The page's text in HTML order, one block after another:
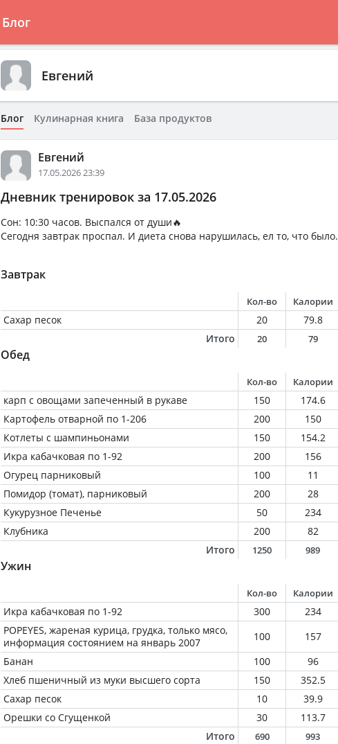
Блог
Евгений
Блог Кулинарная книга База продуктов
Евгений
17.05.2026 23:39
Дневник тренировок за 17.05.2026
Сон: 10:30 часов. Выспался от души🔥
Сегодня завтрак проспал. И диета снова нарушилась, ел то, что было.
Завтрак
Кол-во Калории
Сахар песок 20 79.8
Итого
20 79
Обед
Кол-во Калории
карп с овощами запеченный в рукаве 150 174.6
Картофель отварной по 1-206
200 150
Котлеты с шампиньонами
150 154.2
Икра кабачковая по 1-92
200 156
Огурец парниковый
100 11
Помидор (томат), парниковый
200 28
Кукурузное Печенье
50 234
Клубника
200 82
Итого
1250 989
Ужин
Кол-во Калории
Икра кабачковая по 1-92 300 234
POPEYES, жареная курица, грудка, только мясо,
информация состоянием на январь 2007
100 157
Банан
100 96
Хлеб пшеничный из муки высшего сорта
150 352.5
Сахар песок
10 39.9
Орешки со Сгущенкой
30 113.7
Итого
690 993